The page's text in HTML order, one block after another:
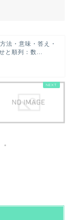
法・意味・答え・
と順列：数...